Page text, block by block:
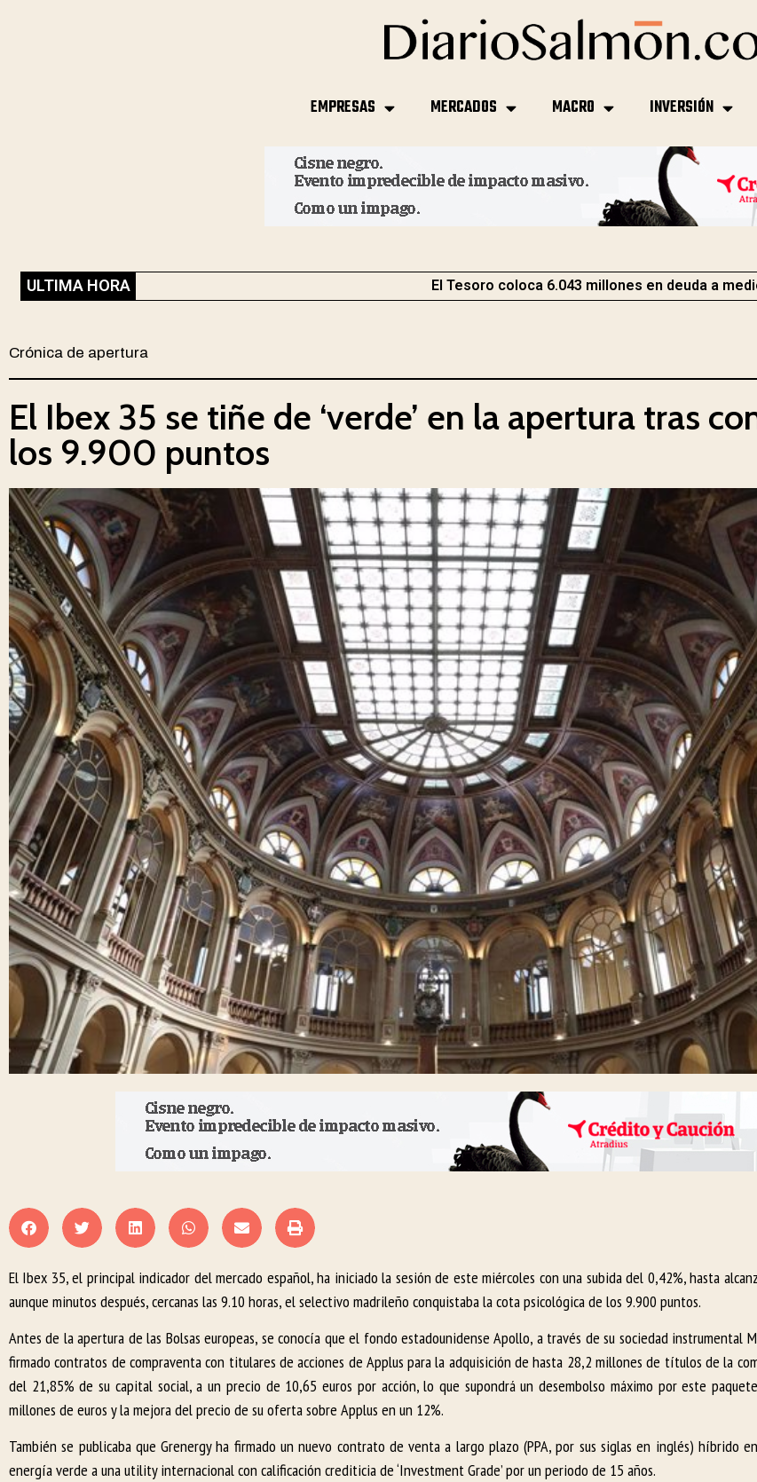
EMPRESAS MERCADOS MACRO INVERSIÓN
ULTIMA HORA El Tesoro coloca 6.043 millones en deuda a
Crónica de apertura
El Ibex 35 se tiñe de ‘verde’ en la apertura tras
los 9.900 puntos
El Ibex 35, el principal indicador del mercado español, ha iniciado la sesión de este miércoles con una subida del 0,42%, hasta
aunque minutos después, cercanas las 9.10 horas, el selectivo madrileño conquistaba la cota psicológica de los 9.900 puntos.
Antes de la apertura de las Bolsas europeas, se conocía que el fondo estadounidense Apollo, a través de su sociedad instrumental
firmado contratos de compraventa con titulares de acciones de Applus para la adquisición de hasta 28,2 millones de títulos de la
del 21,85% de su capital social, a un precio de 10,65 euros por acción, lo que supondrá un desembolso máximo por este
millones de euros y la mejora del precio de su oferta sobre Applus en un 12%.
También se publicaba que Grenergy ha firmado un nuevo contrato de venta a largo plazo (PPA, por sus siglas en inglés) híbrido
energía verde a una utility internacional con calificación crediticia de ‘Investment Grade’ por un periodo de 15 años.